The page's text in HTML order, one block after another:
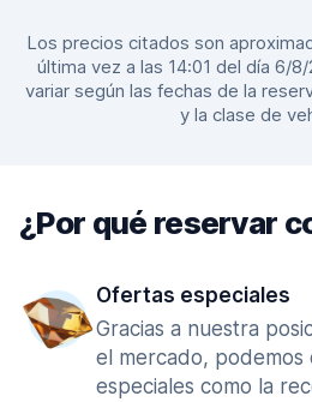
Los precios citados son
última vez a las 14:01 del día 6/
variar según las fechas de la
y la clase de
¿Por qué reservar
Ofertas especiales
Gracias a nuestra
el mercado,
especiales como la